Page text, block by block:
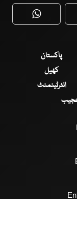
WhatsApp
پاکستان
کھیل
انٹرٹینمنٹ